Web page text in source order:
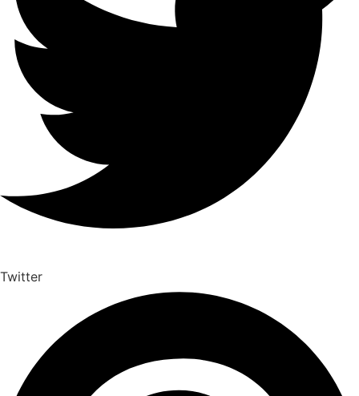
Twitter